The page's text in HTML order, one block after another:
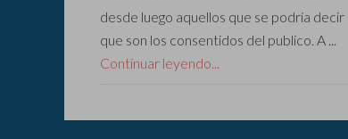
desde luego aquellos que se podría decir
que son los consentidos del publico. A ...
Continuar leyendo...